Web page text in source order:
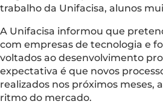
trabalho da Unifacisa, alunos
A Unifacisa informou que
com empresas de tecnologia e
voltados ao desenvolvimento
expectativa é que novos
realizados nos próximos meses,
ritmo do mercado.